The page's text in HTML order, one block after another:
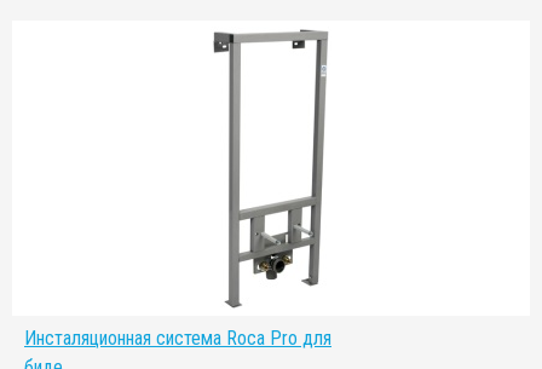
Инсталяционная система Roca Pro для